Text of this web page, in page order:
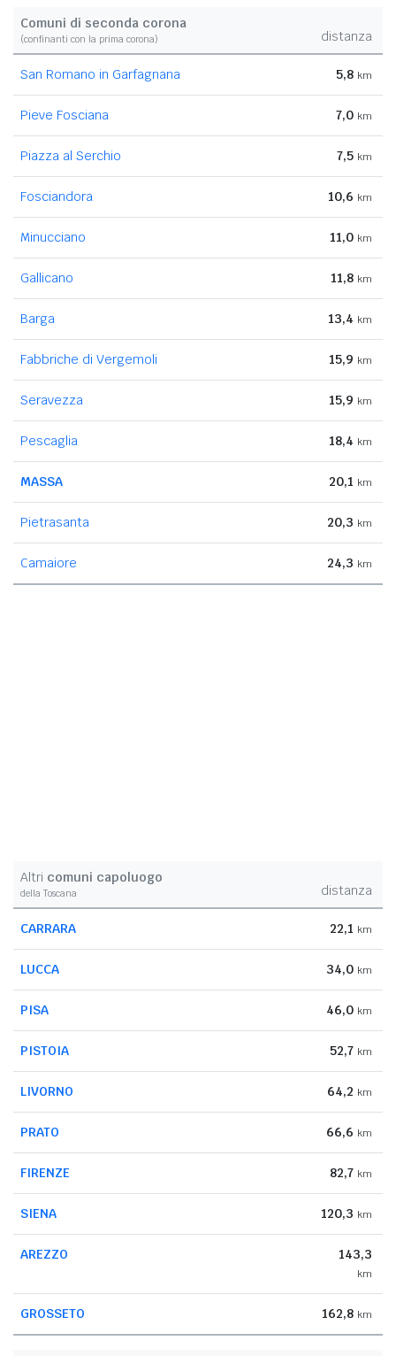
Comuni di seconda corona
(confinanti con la prima corona) distanza
San Romano in Garfagnana 5,8 km
Pieve Fosciana 7,0 km
Piazza al Serchio 7,5 km
Fosciandora 10,6 km
Minucciano 11,0 km
Gallicano 11,8 km
Barga 13,4 km
Fabbriche di Vergemoli 15,9 km
Seravezza 15,9 km
Pescaglia 18,4 km
MASSA 20,1 km
Pietrasanta 20,3 km
Camaiore 24,3 km
Altri comuni capoluogo
della Toscana distanza
CARRARA 22,1 km
LUCCA 34,0 km
PISA 46,0 km
PISTOIA 52,7 km
LIVORNO 64,2 km
PRATO 66,6 km
FIRENZE 82,7 km
SIENA 120,3 km
AREZZO 143,3
km
GROSSETO 162,8 km